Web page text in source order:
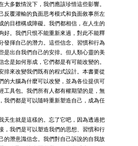
大多數情況下，我們應該珍惜這些影響。
反覆灌輸的負面思考模式和負面敘事所左
的目標構成障礙。我們都相信，在人生的
好。我們只恨不能重新來過，對此不能釋
發揮自己的潛力。這些信念、習慣和行為
是出自我們自己的安排。但人類心靈的美
念是如何形成，它們都是有可能改變的。
排來改變我們既有的程式設計。本書要從
的大腦為什麼可以改變，並為各位提供可
工具包。我們所有人都有權期望的是，無
我們都是可以隨時重新塑造自己，成為任
生就是這樣的。忘了它吧，因為透過把
，我們是可以塑造我們的思想、習慣和行
的潛意識信念。我們對自己訴說的自我故